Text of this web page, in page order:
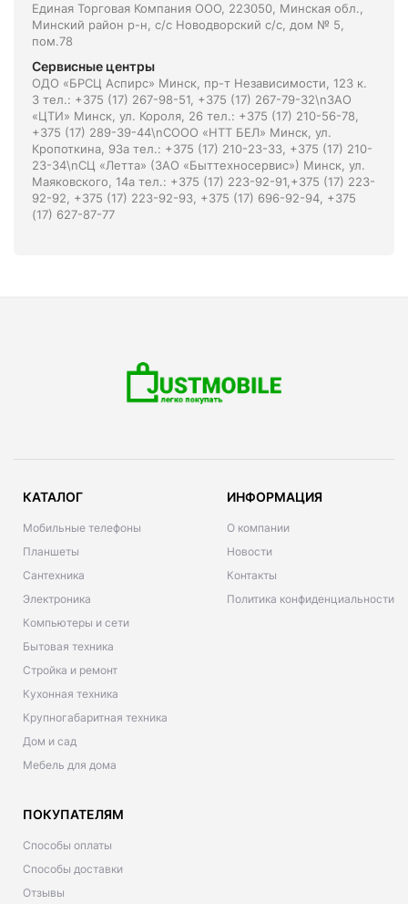
Единая Торговая Компания ООО, 223050, Минская обл.,
Минский район р-н, с/с Новодворский с/с, дом № 5,
пом.78
Сервисные центры
ОДО «БРСЦ Аспирс» Минск, пр-т Независимости, 123 к.
3 тел.: +375 (17) 267-98-51, +375 (17) 267-79-32\nЗАО
«ЦТИ» Минск, ул. Короля, 26 тел.: +375 (17) 210-56-78,
+375 (17) 289-39-44\nСООО «НТТ БЕЛ» Минск, ул.
Кропоткина, 93а тел.: +375 (17) 210-23-33, +375 (17) 210-
23-34\nСЦ «Летта» (ЗАО «Быттехносервис») Минск, ул.
Маяковского, 14а тел.: +375 (17) 223-92-91,+375 (17) 223-
92-92, +375 (17) 223-92-93, +375 (17) 696-92-94, +375
(17) 627-87-77
КАТАЛОГ
Мобильные телефоны
Планшеты
Сантехника
Электроника
Компьютеры и сети
Бытовая техника
Стройка и ремонт
Кухонная техника
Крупногабаритная техника
Дом и сад
Мебель для дома
ИНФОРМАЦИЯ
О компании
Новости
Контакты
Политика конфиденциальности
ПОКУПАТЕЛЯМ
Способы оплаты
Способы доставки
Отзывы